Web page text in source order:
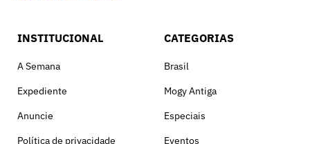
INSTITUCIONAL
A Semana
Expediente
Anuncie
Política de privacidade
CATEGORIAS
Brasil
Mogy Antiga
Especiais
Eventos